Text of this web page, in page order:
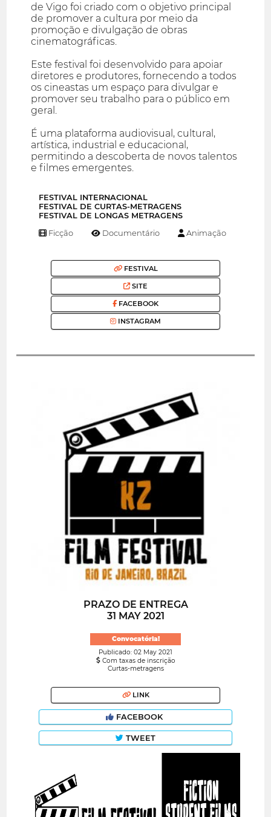
de Vigo foi criado com o objetivo principal
de promover a cultura por meio da
promoção e divulgação de obras
cinematográficas.
Este festival foi desenvolvido para apoiar
diretores e produtores, fornecendo a todos
os cineastas um espaço para divulgar e
promover seu trabalho para o público em
geral.
É uma plataforma audiovisual, cultural,
artística, industrial e educacional,
permitindo a descoberta de novos talentos
e filmes emergentes.
FESTIVAL INTERNACIONAL
FESTIVAL DE CURTAS-METRAGENS
FESTIVAL DE LONGAS METRAGENS
Ficção Documentário Animação
FESTIVAL
SITE
FACEBOOK
INSTAGRAM
PRAZO DE ENTREGA
31 MAY 2021
Convocatória!
Publicado: 02 May 2021
Com taxas de inscrição
Curtas-metragens
LINK
FACEBOOK
TWEET